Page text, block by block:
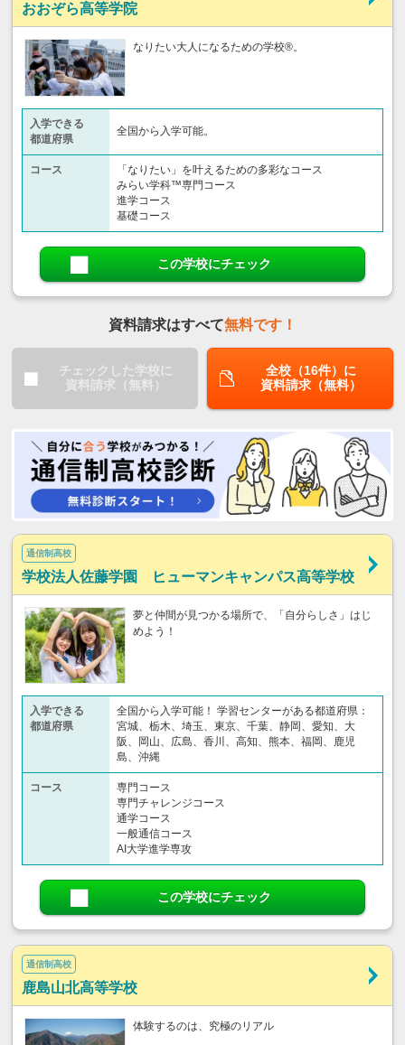
おおぞら高等学院
なりたい大人になるための学校®。
入学できる
都道府県
全国から入学可能。
コース
「なりたい」を叶えるための多彩なコース
みらい学科™専門コース
進学コース
基礎コース
この学校にチェック
資料請求はすべて無料です！
チェックした学校に
資料請求（無料）
全校（16件）に
資料請求（無料）
通信制高校
学校法人佐藤学園 ヒューマンキャンパス高等学校
夢と仲間が見つかる場所で、「自分らしさ」はじ
めよう！
入学できる
都道府県
全国から入学可能！ 学習センターがある都道府県：
宮城、栃木、埼玉、東京、千葉、静岡、愛知、大
阪、岡山、広島、香川、高知、熊本、福岡、鹿児
島、沖縄
コース
専門コース
専門チャレンジコース
通学コース
一般通信コース
AI大学進学専攻
この学校にチェック
通信制高校
鹿島山北高等学校
体験するのは、究極のリアル